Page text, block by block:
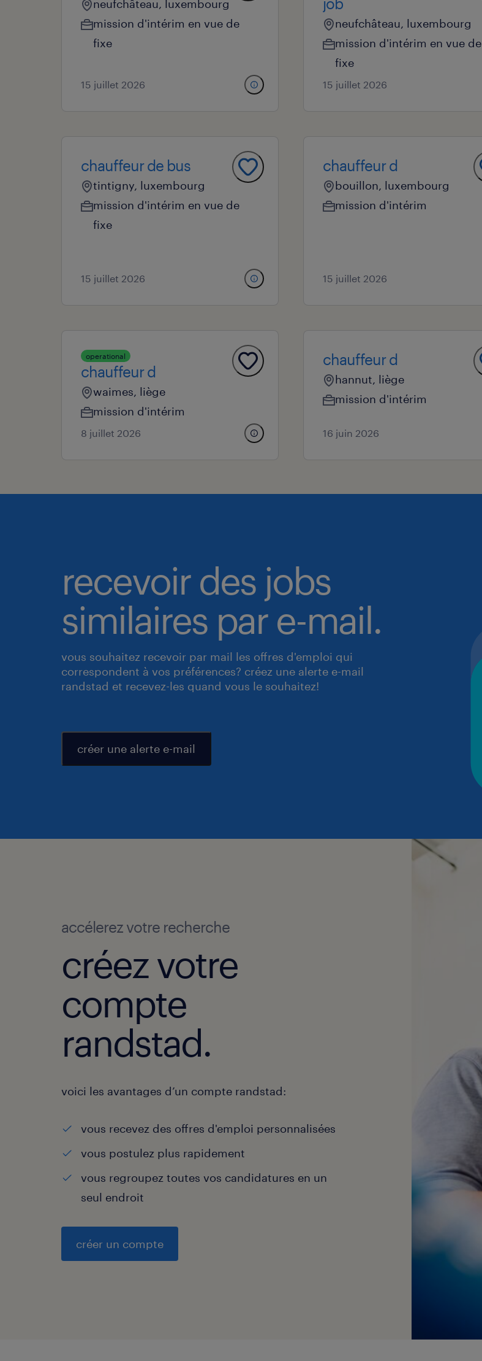
neufchâteau, luxembourg
mission d'intérim en vue de
fixe
15 juillet 2026
neufchâteau, luxembourg
mission d'intérim en vue de
fixe
15 juillet 2026
chauffeur de bus
tintigny, luxembourg
mission d'intérim en vue de
fixe
15 juillet 2026
chauffeur d
bouillon, luxembourg
mission d'intérim
15 juillet 2026
operational
chauffeur d
waimes, liège
mission d'intérim
8 juillet 2026
chauffeur d
hannut, liège
mission d'intérim
16 juin 2026
recevoir des jobs
similaires par e-mail.
vous souhaitez recevoir par mail les offres d'emploi qui
correspondent à vos préférences? créez une alerte e-mail
randstad et recevez-les quand vous le souhaitez!
créer une alerte e-mail
accélerez votre recherche
créez votre
compte
randstad.
voici les avantages d’un compte randstad:
vous recevez des offres d'emploi personnalisées
vous postulez plus rapidement
vous regroupez toutes vos candidatures en un
seul endroit
créer un compte